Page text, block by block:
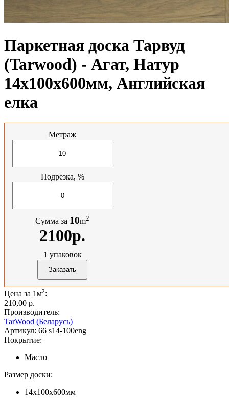
Паркетная доска Тарвуд
(Tarwood) - Агат, Натур
14х100х600мм, Английская
елка
Метраж
Подрезка, %
Сумма за 10m2
2100р.
1 упаковок
Цена за 1м2:
210,00 p.
Производитель:
TarWood (Беларусь)
Артикул: 66 s14-100eng
Покрытие:
Масло
Размер доски:
14х100х600мм